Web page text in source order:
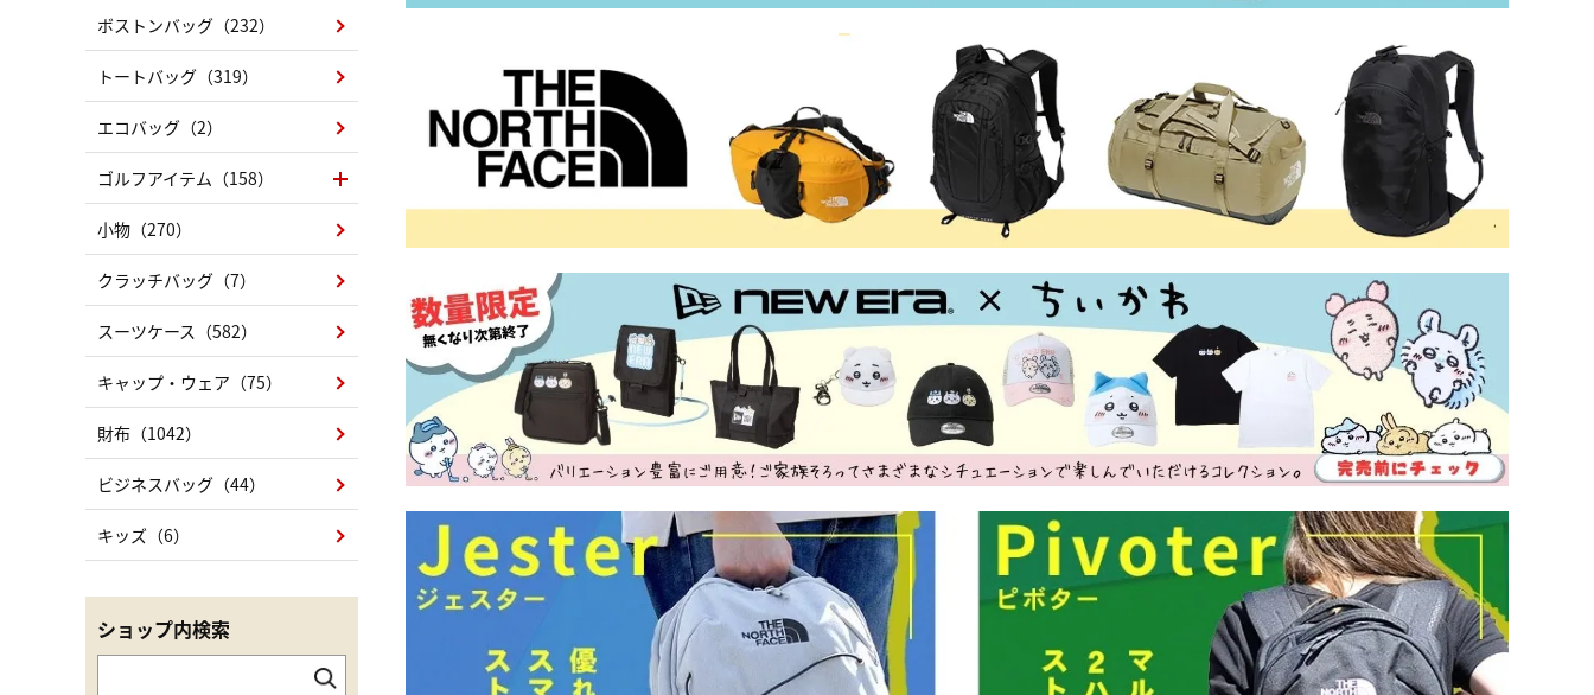
ボストンバッグ（232）
トートバッグ（319）
エコバッグ（2）
ゴルフアイテム（158）
小物（270）
クラッチバッグ（7）
スーツケース（582）
キャップ・ウェア（75）
財布（1042）
ビジネスバッグ（44）
キッズ（6）
ショップ内検索